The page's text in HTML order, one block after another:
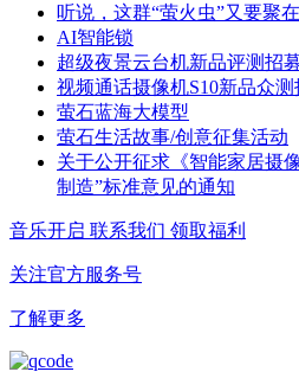
听说，这群“萤火虫”又要聚
AI智能锁
超级夜景云台机新品评测招
视频通话摄像机S10新品众测
萤石蓝海大模型
萤石生活故事/创意征集活动
关于公开征求《智能家居摄
制造”标准意见的通知
音乐开启 联系我们 领取福利
关注官方服务号
了解更多